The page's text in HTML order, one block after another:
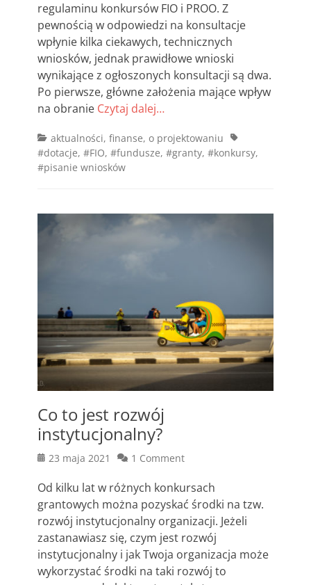
regulaminu konkursów FIO i PROO. Z
pewnością w odpowiedzi na konsultacje
wpłynie kilka ciekawych, technicznych
wniosków, jednak prawidłowe wnioski
wynikające z ogłoszonych konsultacji są dwa.
Po pierwsze, główne założenia mające wpływ
na obranie Czytaj dalej…
Categories
aktualności, finanse, o projektowaniu Tags
#dotacje, #FIO, #fundusze, #granty, #konkursy,
#pisanie wniosków
Co to jest rozwój
instytucjonalny?
Posted
23 maja 2021 1 Comment
Od kilku lat w różnych konkursach
grantowych można pozyskać środki na tzw.
rozwój instytucjonalny organizacji. Jeżeli
zastanawiasz się, czym jest rozwój
instytucjonalny i jak Twoja organizacja może
wykorzystać środki na taki rozwój to